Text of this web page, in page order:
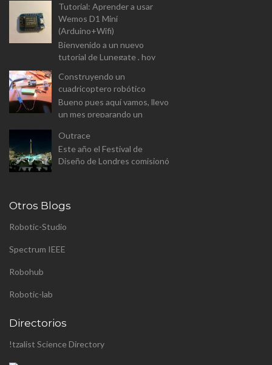
componente un tanto
diferente, y que las
aplicaciones estarán...
Tutorial: Aprender a usar
Wemos D1 Mini
(Arduino+Wifi)
Bienvenido a un nuevo
tutorial de Lunegate , hoy
Arduino equipado con un
modulo Wifi. El Wemos D1
Mini v...
Construyendo un
cuadricoptero robótico
Bueno pues aquí vamos, llevo
un mes preparando un
(aunque a este paso sera
proyecto personal). Se trata
de constr...
Outrace
Este año el Festival de
Diseño de Londres comisionó
pública p...
Otros Blogs
Robotic-Studio
Spectrum IEEE
Robohub
Robotic-lab
Directorios
!tzalist Science Directory